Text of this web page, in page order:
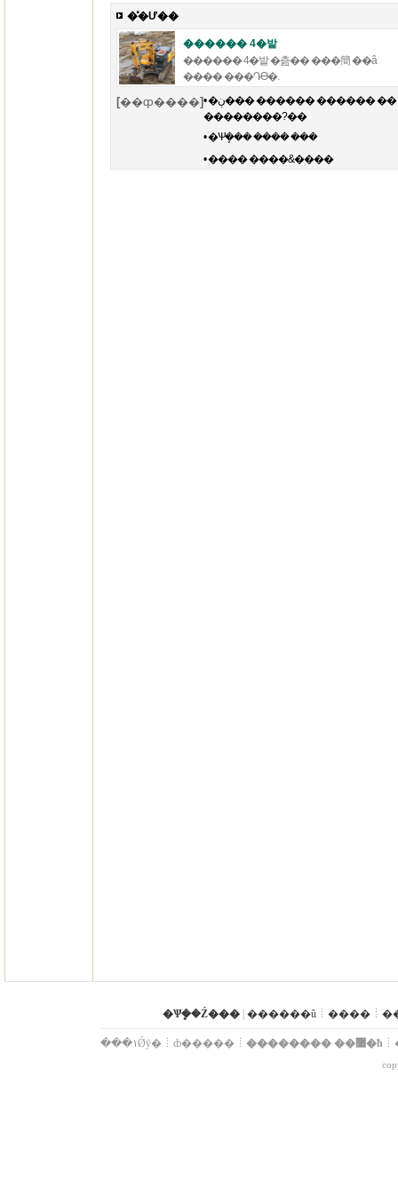
�̽�Ư��
������ 4�밭
������ 4�밭 �츮�� ���簡 ��â
���� ���Դϴ�.
[��ȹ����]•�ڹ��� ������ ������ ��
��������?��
•�Ѱܷ��� ���� ���
•���� ����&����
�Ѱܷ��Ź��� ������û ����
���۱Ǿȳ� ȸ����� �������� ��޹�ħ